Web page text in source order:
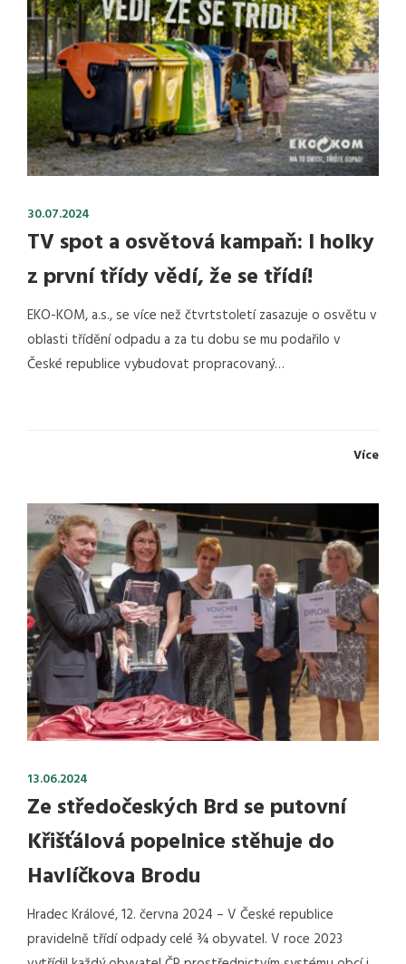
30.07.2024
TV spot a osvětová kampaň: I holky
z první třídy vědí, že se třídí!
EKO-KOM, a.s., se více než čtvrtstoletí zasazuje o osvětu v
oblasti třídění odpadu a za tu dobu se mu podařilo v
České republice vybudovat propracovaný…
Více
13.06.2024
Ze středočeských Brd se putovní
Křišťálová popelnice stěhuje do
Havlíčkova Brodu
Hradec Králové, 12. června 2024 – V České republice
pravidelně třídí odpady celé ¾ obyvatel. V roce 2023